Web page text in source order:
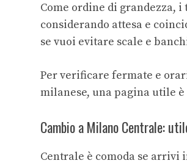
Come ordine di grandezza,
considerando attesa e
se vuoi evitare scale e
Per verificare fermate e
milanese, una pagina utile è
Cambio a Milano Centrale:
Centrale è comoda se arrivi